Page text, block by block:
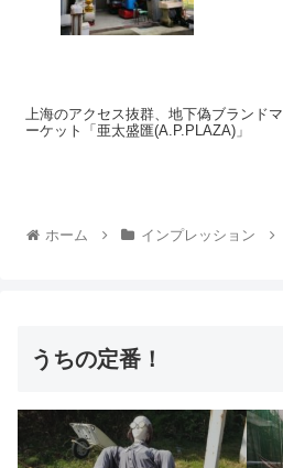
上海のアクセス抜群、地下偽ブランドマ
ーケット「亜太盛匯(A.P.PLAZA)」
ホーム インプレッション
うちの定番！